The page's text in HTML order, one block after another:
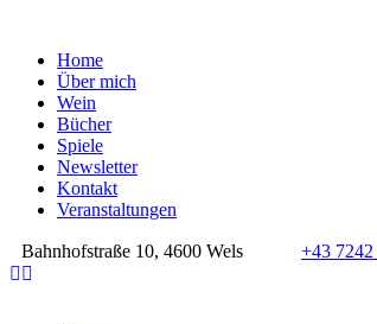
Home
Über mich
Wein
Bücher
Spiele
Newsletter
Kontakt
Veranstaltungen
Bahnhofstraße 10, 4600 Wels +43